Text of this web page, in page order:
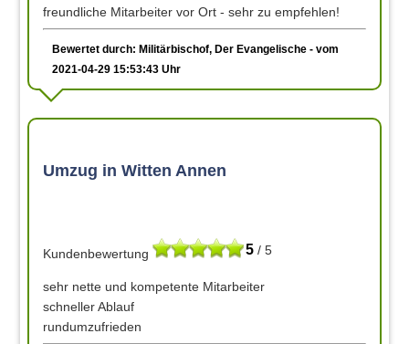
freundliche Mitarbeiter vor Ort - sehr zu empfehlen!
Bewertet durch: Militärbischof, Der Evangelische - vom
2021-04-29 15:53:43 Uhr
Umzug in Witten Annen
5 / 5
Kundenbewertung
sehr nette und kompetente Mitarbeiter
schneller Ablauf
rundumzufrieden